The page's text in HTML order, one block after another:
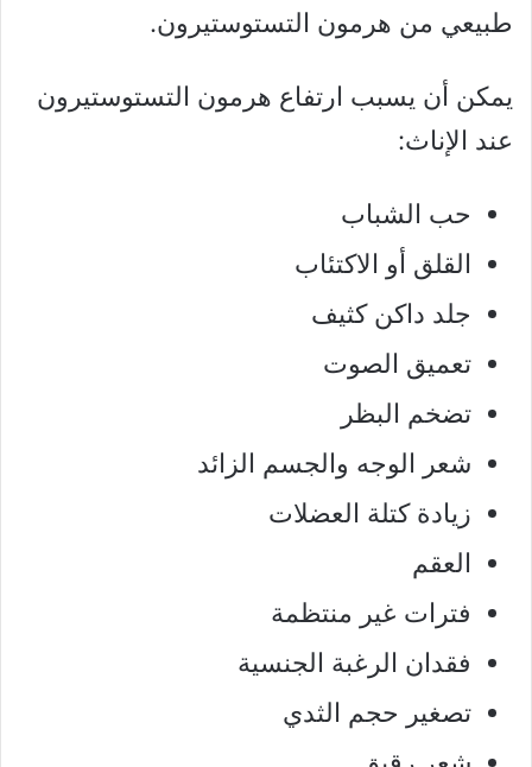
طبيعي من هرمون التستوستيرون.
يمكن أن يسبب ارتفاع هرمون التستوستيرون
عند الإناث:
حب الشباب
القلق أو الاكتئاب
جلد داكن كثيف
تعميق الصوت
تضخم البظر
شعر الوجه والجسم الزائد
زيادة كتلة العضلات
العقم
فترات غير منتظمة
فقدان الرغبة الجنسية
تصغير حجم الثدي